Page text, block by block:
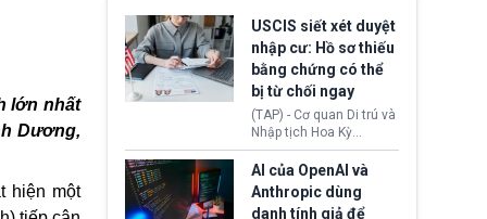
lớn nhất
Dương,
hiện một
USCIS siết xét duyệt
nhập cư: Hồ sơ thiếu
bằng chứng có thể
bị từ chối ngay
(TAP) - Cơ quan Di trú và
Nhập tịch Hoa Kỳ
(USCIS) vừa thay đổi quy
trình xét duyệt hồ sơ
nhập cư, trao quyền cho
viên chức từ chối ngay
AI của OpenAI và
Anthropic dùng
danh tính giả để